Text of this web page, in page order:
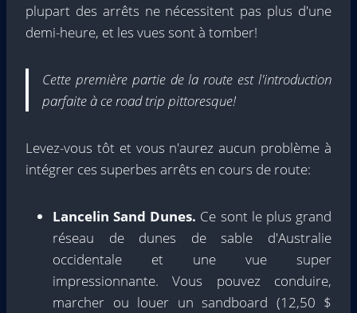
plupart des arrêts ne nécessitent pas plus d'une
demi-heure, et les vues sont à tomber!
Cette première partie de la route est l'introduction
parfaite à ce road trip pittoresque!
Levez-vous tôt et vous n'aurez aucun problème à
intégrer ces superbes arrêts en cours de route:
Lancelin Sand Dunes. Ce sont le plus grand
réseau de dunes de sable d'Australie
occidentale et une vue super
impressionnante. Vous pouvez conduire,
marcher ou louer un sandboard (12,50 $